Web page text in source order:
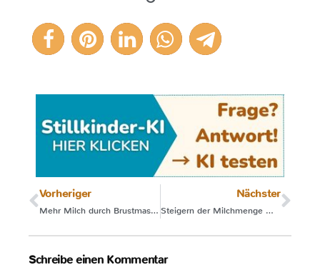
2
Vorheriger
Mehr Milch durch Brustmassage und Powerpumpen
Nächster
Steigern der Milchmenge mit Domperidon
Schreibe einen Kommentar